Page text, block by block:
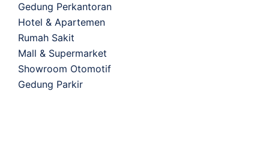
Gedung Perkantoran
Hotel & Apartemen
Rumah Sakit
Mall & Supermarket
Showroom Otomotif
Gedung Parkir